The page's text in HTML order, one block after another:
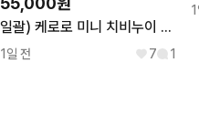
일괄) 케로로 미니 치비누이 키링 인형 시크릿 케로로b
1일 전 7 1